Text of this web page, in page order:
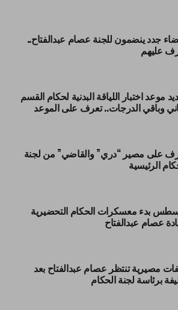
جدد ينضمون للجنة عصام عبدالفتاح..
عليهم
موعد اختبار اللياقة البدنية لحكام القسم
وباقي الدرجات.. تعرف على الموعد
على مصير “دري” والقاضي” من لجنة
الرئيسية
بدء معسكرات الحكام التحضيرية
عصام عبدالفتاح
مصيرية تنتظر عصام عبدالفتاح بعد
برئاسة لجنة الحكام